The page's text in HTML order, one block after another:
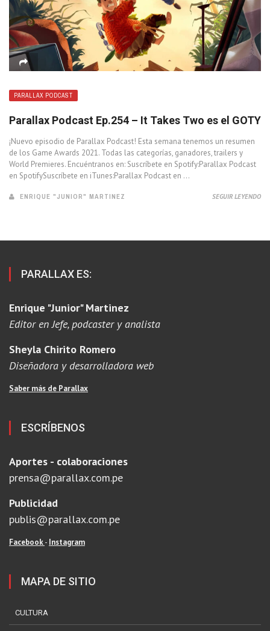
PARALLAX PODCAST
Parallax Podcast Ep.254 – It Takes Two es el GOTY
¡Nuevo episodio de Parallax Podcast! Esta semana tenemos un resumen
de los Game Awards 2021. Todas las categorías, ganadores, trailers y
World Premieres. Encuéntranos en: Suscríbete en Spotify:Parallax Podcast
en SpotifySuscríbete en iTunes:Parallax Podcast en ...
ENRIQUE "JUNIOR" MARTINEZ SEGUIR LEYENDO
PARALLAX ES:
Enrique "Junior" Martinez
Editor en Jefe, podcaster y analista
Sheyla Chirito Romero
Diseñadora y desarrolladora web
Saber más de Parallax
ESCRÍBENOS
Aportes - colaboraciones
prensa@parallax.com.pe
Publicidad
publis@parallax.com.pe
Facebook- Instagram
MAPA DE SITIO
CULTURA